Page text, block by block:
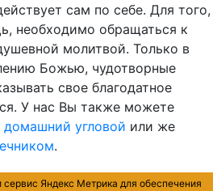
сам по себе. Для того,
необходимо обращаться к
молитвой. Только в
Божью, чудотворные
свое благодатное
У нас Вы также можете
домашний угловой или же
.
Яндекс Метрика для обеспечения